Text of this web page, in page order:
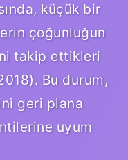
küçük bir
çoğunluğun
takip ettikleri
Bu durum,
geri plana
uyum